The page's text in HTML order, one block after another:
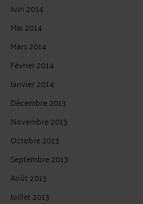
Juin 2014
Mai 2014
Mars 2014
Février 2014
Janvier 2014
Décembre 2013
Novembre 2013
Octobre 2013
Septembre 2013
Août 2013
Juillet 2013